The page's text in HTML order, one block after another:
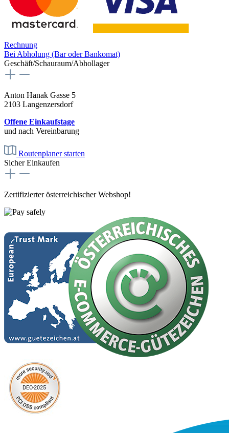
Rechnung
Bei Abholung (Bar oder Bankomat)
Geschäft/Schauraum/Abhollager
Anton Hanak Gasse 5
2103 Langenzersdorf
Offene Einkaufstage
und nach Vereinbarung
Routenplaner starten
Sicher Einkaufen
Zertifizierter österreichischer Webshop!